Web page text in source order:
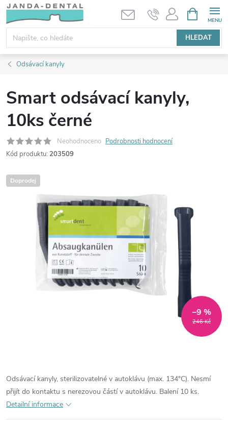
Přejít
obsah
HLEDAT
NÁKUPNÍ
KOŠÍK
Odsávací kanyly
Smart odsávací kanyly,
10ks černé
Neohodnoceno Podrobnosti hodnocení
Kód produktu: 203509
Doprodej
246 Kč
–9 %
Odsávací kanyly, sterilizovatelné v autoklávu (max. 134°C). Nesmí
přijít do kontaktu s nerezovou částí v autoklávu. Balení 10 ks.
Detailní informace